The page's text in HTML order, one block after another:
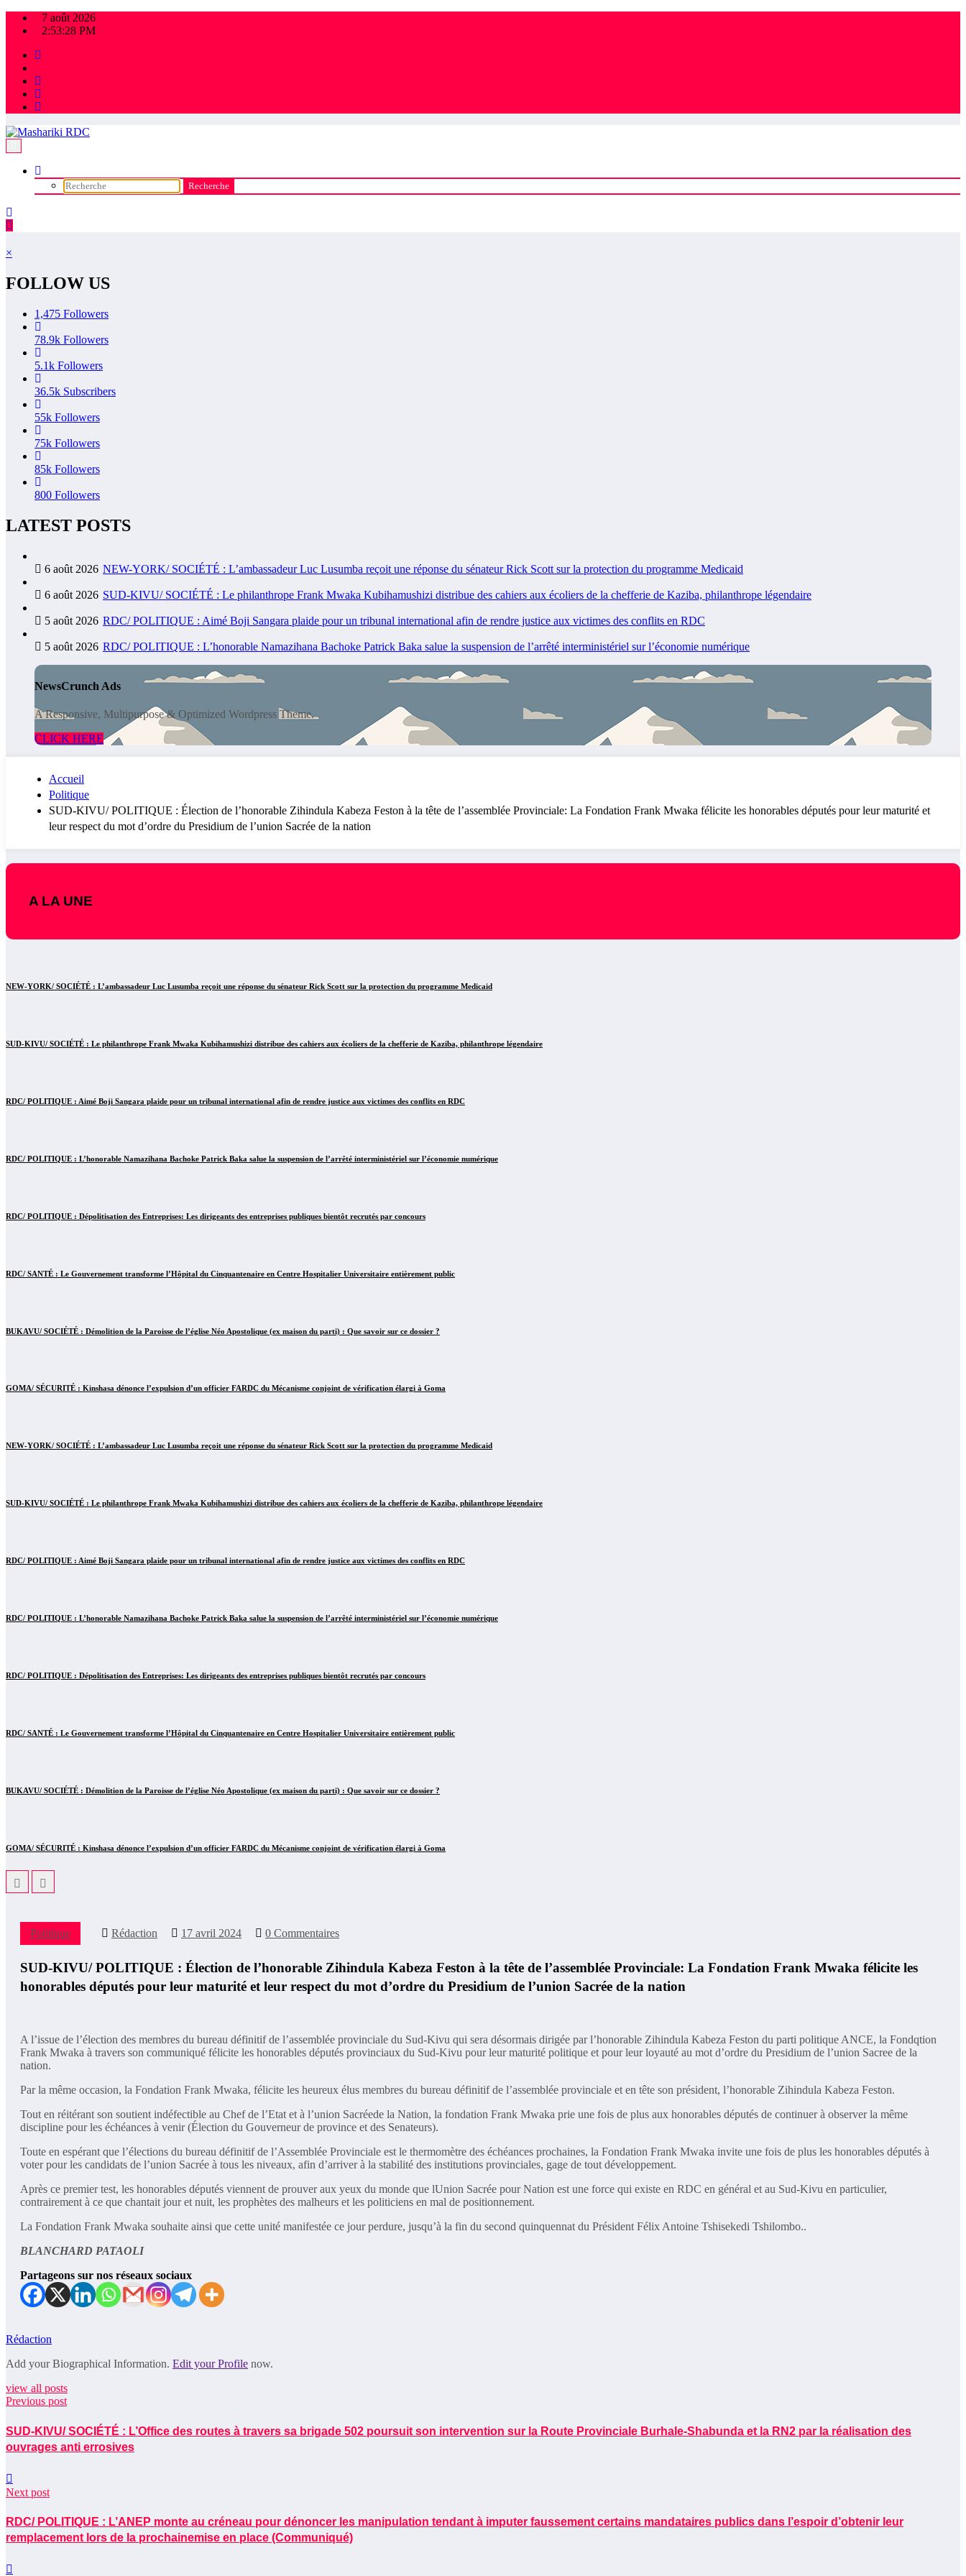
Aller
7 août 2026
2:53:28 PM
×
FOLLOW US
1,475 Followers
78.9k Followers
5.1k Followers
36.5k Subscribers
55k Followers
75k Followers
85k Followers
800 Followers
LATEST POSTS
6 août 2026 NEW-YORK/ SOCIÉTÉ : L’ambassadeur Luc Lusumba reçoit une réponse du sénateur Rick Scott sur la protection du programme Medicaid
6 août 2026 SUD-KIVU/ SOCIÉTÉ : Le philanthrope Frank Mwaka Kubihamushizi distribue des cahiers aux écoliers de la chefferie de Kaziba, philanthrope légendaire
5 août 2026 RDC/ POLITIQUE : Aimé Boji Sangara plaide pour un tribunal international afin de rendre justice aux victimes des conflits en RDC
5 août 2026 RDC/ POLITIQUE : L’honorable Namazihana Bachoke Patrick Baka salue la suspension de l’arrêté interministériel sur l’économie numérique
NewsCrunch Ads
A Responsive, Multipurpose & Optimized Wordpress Theme.
CLICK HERE
Accueil
Politique
SUD-KIVU/ POLITIQUE : Élection de l’honorable Zihindula Kabeza Feston à la tête de l’assemblée Provinciale: La Fondation Frank Mwaka félicite les honorables députés pour leur maturité et
leur respect du mot d’ordre du Presidium de l’union Sacrée de la nation
A LA UNE
NEW-YORK/ SOCIÉTÉ : L’ambassadeur Luc Lusumba reçoit une réponse du sénateur Rick Scott sur la protection du programme Medicaid
SUD-KIVU/ SOCIÉTÉ : Le philanthrope Frank Mwaka Kubihamushizi distribue des cahiers aux écoliers de la chefferie de Kaziba, philanthrope légendaire
RDC/ POLITIQUE : Aimé Boji Sangara plaide pour un tribunal international afin de rendre justice aux victimes des conflits en RDC
RDC/ POLITIQUE : L’honorable Namazihana Bachoke Patrick Baka salue la suspension de l’arrêté interministériel sur l’économie numérique
RDC/ POLITIQUE : Dépolitisation des Entreprises: Les dirigeants des entreprises publiques bientôt recrutés par concours
RDC/ SANTÉ : Le Gouvernement transforme l’Hôpital du Cinquantenaire en Centre Hospitalier Universitaire entièrement public
BUKAVU/ SOCIÉTÉ : Démolition de la Paroisse de l’église Néo Apostolique (ex maison du parti) : Que savoir sur ce dossier ?
GOMA/ SÉCURITÉ : Kinshasa dénonce l’expulsion d’un officier FARDC du Mécanisme conjoint de vérification élargi à Goma
NEW-YORK/ SOCIÉTÉ : L’ambassadeur Luc Lusumba reçoit une réponse du sénateur Rick Scott sur la protection du programme Medicaid
SUD-KIVU/ SOCIÉTÉ : Le philanthrope Frank Mwaka Kubihamushizi distribue des cahiers aux écoliers de la chefferie de Kaziba, philanthrope légendaire
RDC/ POLITIQUE : Aimé Boji Sangara plaide pour un tribunal international afin de rendre justice aux victimes des conflits en RDC
RDC/ POLITIQUE : L’honorable Namazihana Bachoke Patrick Baka salue la suspension de l’arrêté interministériel sur l’économie numérique
RDC/ POLITIQUE : Dépolitisation des Entreprises: Les dirigeants des entreprises publiques bientôt recrutés par concours
RDC/ SANTÉ : Le Gouvernement transforme l’Hôpital du Cinquantenaire en Centre Hospitalier Universitaire entièrement public
BUKAVU/ SOCIÉTÉ : Démolition de la Paroisse de l’église Néo Apostolique (ex maison du parti) : Que savoir sur ce dossier ?
GOMA/ SÉCURITÉ : Kinshasa dénonce l’expulsion d’un officier FARDC du Mécanisme conjoint de vérification élargi à Goma
Politique Rédaction 17 avril 2024 0 Commentaires
SUD-KIVU/ POLITIQUE : Élection de l’honorable Zihindula Kabeza Feston à la tête de l’assemblée Provinciale: La Fondation Frank Mwaka félicite les
honorables députés pour leur maturité et leur respect du mot d’ordre du Presidium de l’union Sacrée de la nation
A l’issue de l’élection des membres du bureau définitif de l’assemblée provinciale du Sud-Kivu qui sera désormais dirigée par l’honorable Zihindula Kabeza Feston du parti politique ANCE, la Fondqtion
Frank Mwaka à travers son communiqué félicite les honorables députés provinciaux du Sud-Kivu pour leur maturité politique et pour leur loyauté au mot d’ordre du Presidium de l’union Sacree de la
nation.
Par la même occasion, la Fondation Frank Mwaka, félicite les heureux élus membres du bureau définitif de l’assemblée provinciale et en tête son président, l’honorable Zihindula Kabeza Feston.
Tout en réitérant son soutient indéfectible au Chef de l’Etat et à l’union Sacréede la Nation, la fondation Frank Mwaka prie une fois de plus aux honorables députés de continuer à observer la même
discipline pour les échéances à venir (Élection du Gouverneur de province et des Senateurs).
Toute en espérant que l’élections du bureau définitif de l’Assemblée Provinciale est le thermomètre des échéances prochaines, la Fondation Frank Mwaka invite une fois de plus les honorables députés à
voter pour les candidats de l’union Sacrée à tous les niveaux, afin d’arriver à la stabilité des institutions provinciales, gage de tout développement.
Après ce premier test, les honorables députés viennent de prouver aux yeux du monde que lUnion Sacrée pour Nation est une force qui existe en RDC en général et au Sud-Kivu en particulier,
contrairement à ce que chantait jour et nuit, les prophètes des malheurs et les politiciens en mal de positionnement.
La Fondation Frank Mwaka souhaite ainsi que cette unité manifestée ce jour perdure, jusqu’à la fin du second quinquennat du Président Félix Antoine Tshisekedi Tshilombo..
BLANCHARD PATAOLI
Partageons sur nos réseaux sociaux
Rédaction
Add your Biographical Information. Edit your Profile now.
view all posts
Previous post
SUD-KIVU/ SOCIÉTÉ : L’Office des routes à travers sa brigade 502 poursuit son intervention sur la Route Provinciale Burhale-Shabunda et la RN2 par la réalisation des
ouvrages anti errosives
Next post
RDC/ POLITIQUE : L’ANEP monte au créneau pour dénoncer les manipulation tendant à imputer faussement certains mandataires publics dans l’espoir d’obtenir leur
remplacement lors de la prochainemise en place (Communiqué)